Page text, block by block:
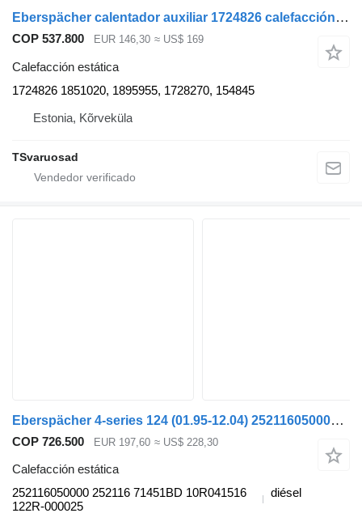
Eberspächer calentador auxiliar 1724826 calefacción estática para Scania P380 cabeza tractora
COP 537.800 EUR 146,30 ≈ US$ 169
Calefacción estática
1724826 1851020, 1895955, 1728270, 154845
Estonia, Kõrveküla
TSvaruosad
Eberspächer 4-series 124 (01.95-12.04) 252116050000 calefacción estática para Scania 4-series (1995-2006) cabeza tractora
COP 726.500 EUR 197,60 ≈ US$ 228,30
Calefacción estática
252116050000 252116 71451BD 10R041516
122R-000025
diésel